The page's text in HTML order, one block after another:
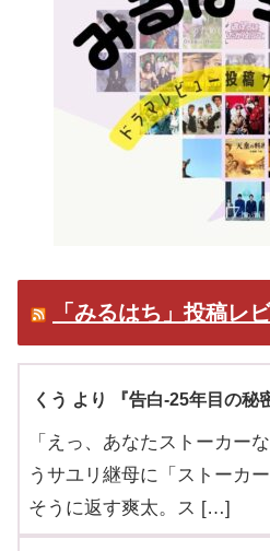
「みるはち」投稿レ
くう より 『告白-25年目の秘
「えっ、あなたストーカー
うサユリ継母に「ストーカ
そうに返す爽太。ス […]